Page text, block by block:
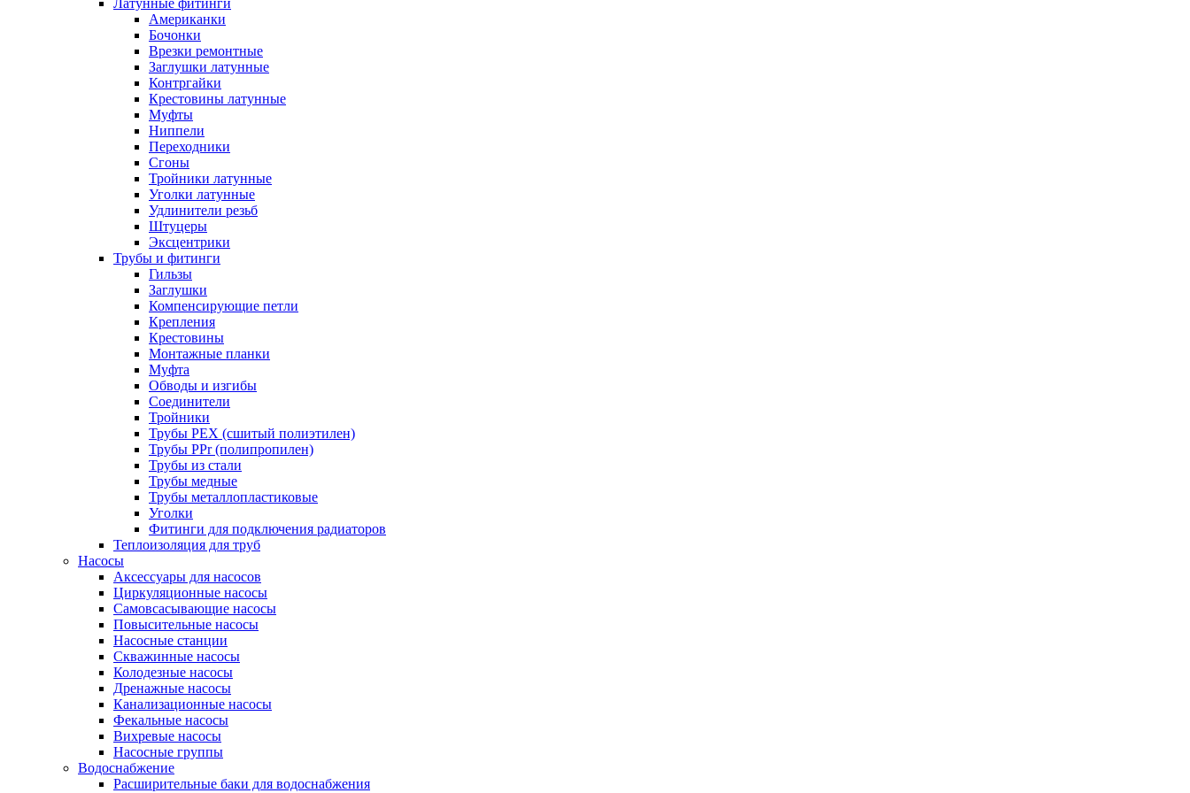
Латунные фитинги
Американки
Бочонки
Врезки ремонтные
Заглушки латунные
Контргайки
Крестовины латунные
Муфты
Ниппели
Переходники
Сгоны
Тройники латунные
Уголки латунные
Удлинители резьб
Штуцеры
Эксцентрики
Трубы и фитинги
Гильзы
Заглушки
Компенсирующие петли
Крепления
Крестовины
Монтажные планки
Муфта
Обводы и изгибы
Соединители
Тройники
Трубы PEX (сшитый полиэтилен)
Трубы PPr (полипропилен)
Трубы из стали
Трубы медные
Трубы металлопластиковые
Уголки
Фитинги для подключения радиаторов
Теплоизоляция для труб
Насосы
Аксессуары для насосов
Циркуляционные насосы
Самовсасывающие насосы
Повысительные насосы
Насосные станции
Скважинные насосы
Колодезные насосы
Дренажные насосы
Канализационные насосы
Фекальные насосы
Вихревые насосы
Насосные группы
Водоснабжение
Расширительные баки для водоснабжения